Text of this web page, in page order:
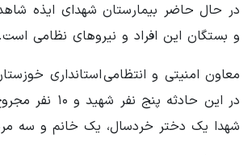
در حال حاضر بیمارستان شهدای ایذه
و بستگان این افراد و نیروهای نظامی است.
معاون امنیتی و انتظامی استانداری
در این حادثه پنج
شهدا یک دختر خردسال، یک خانم و سه